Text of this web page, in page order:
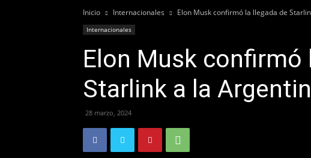
Inicio Internacionales Elon Musk confirmó la llegada de
Internacionales
Elon Musk confirmó
Starlink a la
28 marzo, 2024